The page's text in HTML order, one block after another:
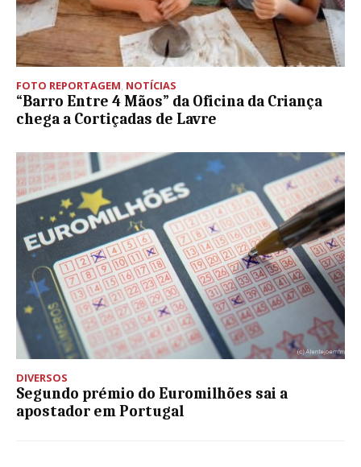
FOTO REPORTAGEM, NOTÍCIAS
“Barro Entre 4 Mãos” da Oficina da Criança
chega a Cortiçadas de Lavre
DIVERSOS
Segundo prémio do Euromilhões sai a
apostador em Portugal